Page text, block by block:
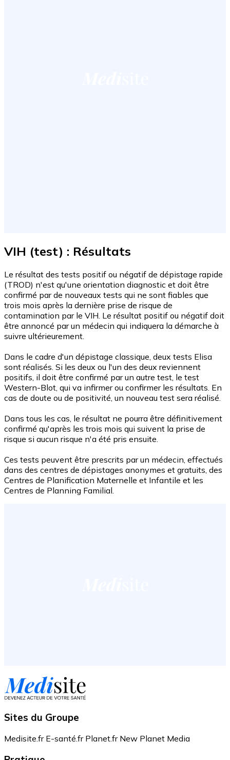
VIH (test) : Résultats
Le résultat des tests positif ou négatif de dépistage rapide
(TROD) n'est qu'une orientation diagnostic et doit être
confirmé par de nouveaux tests qui ne sont fiables que
trois mois après la dernière prise de risque de
contamination par le VIH. Le résultat positif ou négatif doit
être annoncé par un médecin qui indiquera la démarche à
suivre ultérieurement.
Dans le cadre d'un dépistage classique, deux tests Elisa
sont réalisés. Si les deux ou l'un des deux reviennent
positifs, il doit être confirmé par un autre test, le test
Western-Blot, qui va infirmer ou confirmer les résultats. En
cas de doute ou de positivité, un nouveau test sera réalisé.
Dans tous les cas, le résultat ne pourra être définitivement
confirmé qu'après les trois mois qui suivent la prise de
risque si aucun risque n'a été pris ensuite.
Ces tests peuvent être prescrits par un médecin, effectués
dans des centres de dépistages anonymes et gratuits, des
Centres de Planification Maternelle et Infantile et les
Centres de Planning Familial.
Sites du Groupe
Medisite.fr E-santé.fr Planet.fr New Planet Media